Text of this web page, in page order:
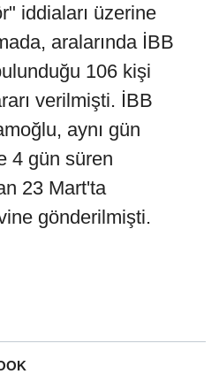
iddiaları üzerine
aralarında İBB
106 kişi
verilmişti. İBB
aynı gün
4 gün süren
23 Mart'ta
gönderilmişti.